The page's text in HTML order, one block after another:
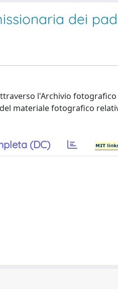
dei
l'Archivio
materiale fotografico
(DC)